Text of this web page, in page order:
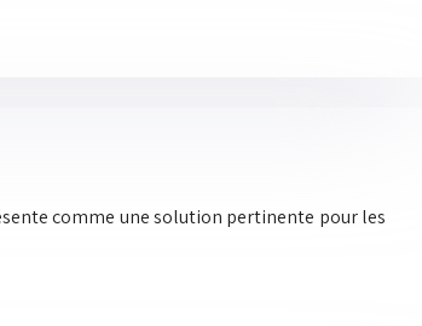
comme une solution pertinente pour les